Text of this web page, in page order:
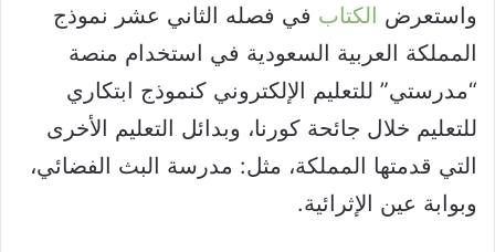
واستعرض الكتاب في فصله الثاني عشر نموذج
المملكة العربية السعودية في استخدام منصة
“مدرستي” للتعليم الإلكتروني كنموذج ابتكاري
للتعليم خلال جائحة كورنا، وبدائل التعليم الأخرى
التي قدمتها المملكة، مثل: مدرسة البث الفضائي،
وبوابة عين الإثرائية.